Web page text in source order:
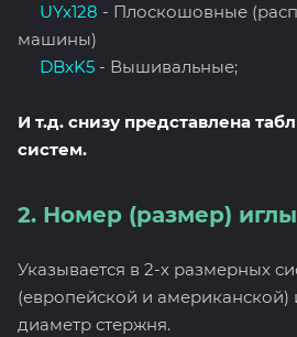
UYx128 - Плоскошовные
машины)
DBxK5 - Вышивальные;
И т.д. снизу представлена
систем.
2. Номер (размер) иглы
Указывается в 2-х размерных
(европейской и американской)
диаметр стержня.